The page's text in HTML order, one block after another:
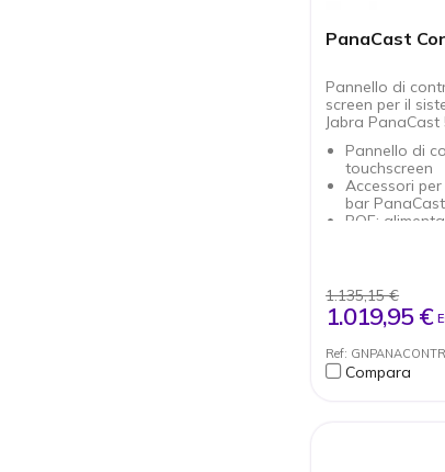
PanaCast
Pannello di
screen per il
Jabra PanaCast
Pannello di
touchscreen
Accessori
bar
POE:
Controllo
semplice
1.135,15 €
1.019,95 €
Ref: GNPANACONTR
Compara